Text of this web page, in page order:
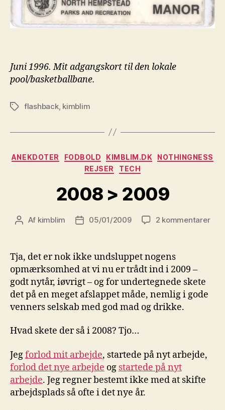
Juni 1996. Mit adgangskort til den lokale
pool/basketballbane.
Tagsflashback, kimblim
Kategorier
ANEKDOTER FODBOLD KIMBLIM.DK
NOTHINGNESS
REJSER
TECH
2008 > 2009
Indlægsforfatter
Af kimblim Indlægsdato
05/01/2009 2 kommentarertil
Tja, det er nok ikke undsluppet nogens
opmærksomhed at vi nu er trådt ind i 2009 –
godt nytår, iøvrigt – og for undertegnede skete
det på en meget afslappet måde, nemlig i gode
venners selskab med god mad og drikke.
Hvad skete der så i 2008? Tjo…
Jegforlod mit arbejde, startede på nyt arbejde,
forlod det nye arbejde og startede på nyt
arbejde. Jeg regner bestemt ikke med at skifte
arbejdsplads så ofte i det nye år.